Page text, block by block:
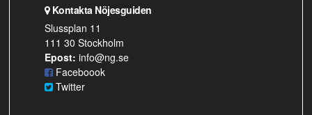
Kontakta Nöjesguiden
Slussplan 11
111 30 Stockholm
Epost: info@ng.se
Faceboook
Twitter